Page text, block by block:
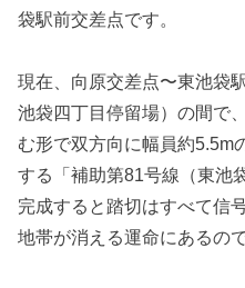
袋駅前交差点です。
現在、向原交差点〜東池袋
池袋四丁目停留場）の間で
む形で双方向に幅員約5.5m
する「補助第81号線（東池
完成すると踏切はすべて信
地帯が消える運命にあるので